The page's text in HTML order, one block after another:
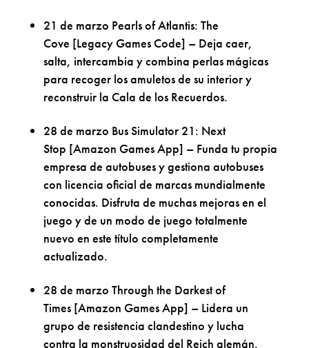
21 de marzo Pearls of Atlantis: The
Cove [Legacy Games Code] – Deja caer,
salta, intercambia y combina perlas mágicas
para recoger los amuletos de su interior y
reconstruir la Cala de los Recuerdos.
28 de marzo Bus Simulator 21: Next
Stop [Amazon Games App] – Funda tu propia
empresa de autobuses y gestiona autobuses
con licencia oficial de marcas mundialmente
conocidas. Disfruta de muchas mejoras en el
juego y de un modo de juego totalmente
nuevo en este título completamente
actualizado.
28 de marzo Through the Darkest of
Times [Amazon Games App] – Lidera un
grupo de resistencia clandestino y lucha
contra la monstruosidad del Reich alemán.